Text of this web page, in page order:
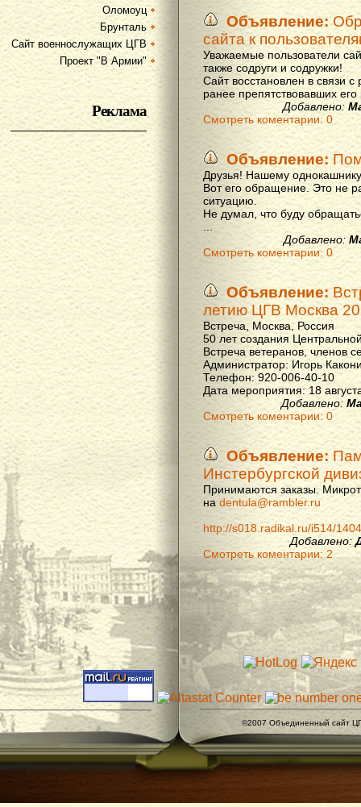
Оломоуц
Брунталь
Сайт военнослужащих ЦГВ
Проект "В Армии"
Реклама
Объявление:
сайта к
Уважаемые пользователи
также содруги и содружки!
Сайт восстановлен в связи
ранее препятствовавших
Добавлено:
Смотреть коментарии: 0
Объявление:
Друзья! Нашему
Вот его обращение. Это не
ситуацию.
Не думал, что буду
Добавлено:
Смотреть коментарии: 0
Объявление:
летию ЦГВ Москва
Встреча, Москва, Россия
50 лет создания
Встреча ветеранов, членов
Администратор: Игорь
Телефон: 920-006-40-10
Дата мероприятия: 18
Добавлено:
Смотреть коментарии: 0
Объявление:
Инстербургской
Принимаются заказы.
на dentula@rambler.ru
http://s018.radikal.ru/i514/
Добавлено:
Смотреть коментарии: 2
©2007 Объединенный сайт